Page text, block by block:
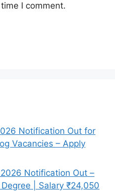
I comment.
Notification Out for
Vacancies – Apply
Notification Out –
| Salary ₹24,050